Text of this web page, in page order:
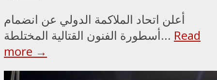
أعلن اتحاد الملاكمة الدولي عن انضمام
أسطورة الفنون القتالية المختلطة... Read
more →